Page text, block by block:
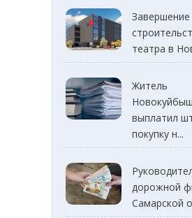
Завершение
театра в
Житель
выплатил
покупку н...
дорожной
Самарской